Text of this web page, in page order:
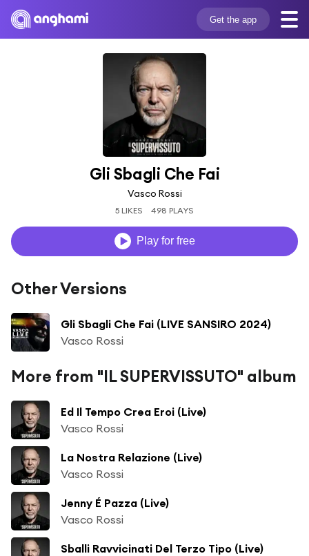
Get the app
Gli Sbagli Che Fai
Vasco Rossi
5 LIKES 498 PLAYS
Play for free
Other Versions
Gli Sbagli Che Fai (LIVE SANSIRO 2024)
Vasco Rossi
More from "IL SUPERVISSUTO" album
Ed Il Tempo Crea Eroi (Live)
Vasco Rossi
La Nostra Relazione (Live)
Vasco Rossi
Jenny É Pazza (Live)
Vasco Rossi
Sballi Ravvicinati Del Terzo Tipo (Live)